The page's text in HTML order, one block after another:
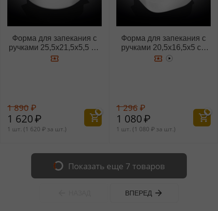
Форма для запекания с
ручками 25,5x21,5x5,5 см
WL‑997022-AC/1C
1 890₽
1 620₽
1 шт. (1 620 ₽ за шт.)
Форма для запекания с
ручками 20,5x16,5x5 см
WL‑997024-AC/1C
1 296₽
1 080₽
1 шт. (1 080 ₽ за шт.)
Показать еще 7 товаров
ВПЕРЕД